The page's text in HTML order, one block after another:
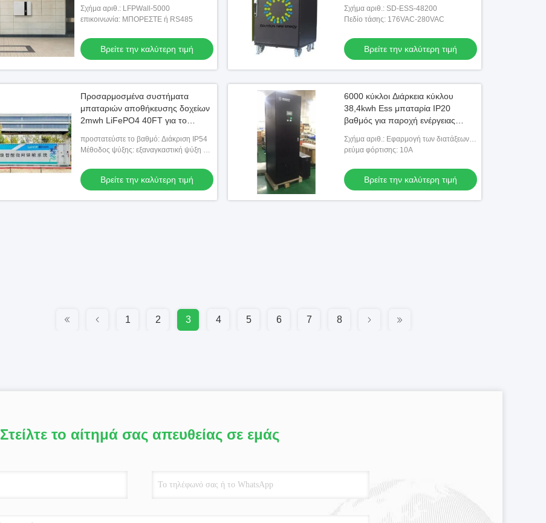
Σχήμα αριθ.: LFPWall-5000
επικοινωνία: ΜΠΟΡΕΣΤΕ ή RS485
Βρείτε την καλύτερη τιμή
Σχήμα αριθ.: SD-ESS-48200
Πεδίο τάσης: 176VAC-280VAC
Βρείτε την καλύτερη τιμή
Προσαρμοσμένα συστήματα
μπαταριών αποθήκευσης δοχείων
2mwh LiFePO4 40FT για το
προστατεύστε το βαθμό: Διάκριση IP54
Μέθοδος ψύξης: εξαναγκαστική ψύξη με
Βρείτε την καλύτερη τιμή
6000 κύκλοι Διάρκεια κύκλου
38,4kwh Ess μπαταρία IP20
βαθμός για παροχή ενέργειας
Σχήμα αριθ.: Εφαρμογή των διατάξεων
του παρόντος κανονισμού
ρεύμα φόρτισης: 10Α
Βρείτε την καλύτερη τιμή
1 2 3 4 5 6 7 8
Στείλτε το αίτημά σας απευθείας σε εμάς